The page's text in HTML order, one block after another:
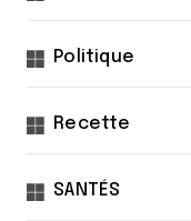
Politique
Recette
SANTÉS